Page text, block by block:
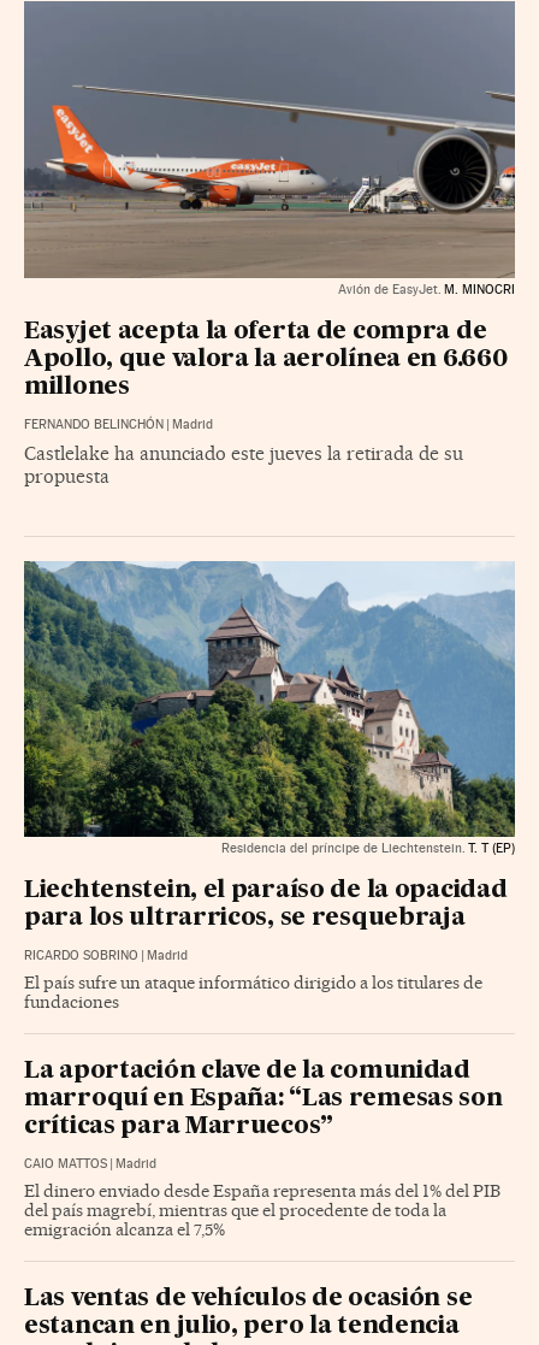
Avión de EasyJet. M. MINOCRI
Easyjet acepta la oferta de compra de
Apollo, que valora la aerolínea en 6.660
millones
FERNANDO BELINCHÓN | Madrid
Castlelake ha anunciado este jueves la retirada de su
propuesta
Residencia del príncipe de Liechtenstein. T. T (EP)
Liechtenstein, el paraíso de la opacidad
para los ultrarricos, se resquebraja
RICARDO SOBRINO Madrid
El país sufre un ataque informático dirigido a los titulares de
fundaciones
La aportación clave de la comunidad
marroquí en España: “Las remesas son
críticas para Marruecos”
CAIO MATTOS Madrid
El dinero enviado desde España representa más del 1% del PIB
del país magrebí, mientras que el procedente de toda la
emigración alcanza el 7,5%
Las ventas de vehículos de ocasión se
estancan en julio, pero la tendencia